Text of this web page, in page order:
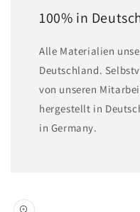
100% in
A lle Materialien
Deutschland.
von unseren
hergestellt in
in Germany.